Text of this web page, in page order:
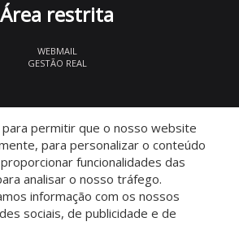
Área restrita
WEBMAIL
GESTÃO REAL
para permitir que o nosso website
para personalizar o conteúdo
funcionalidades das
analisar o nosso tráfego.
informação com os nossos
sociais, de publicidade e de